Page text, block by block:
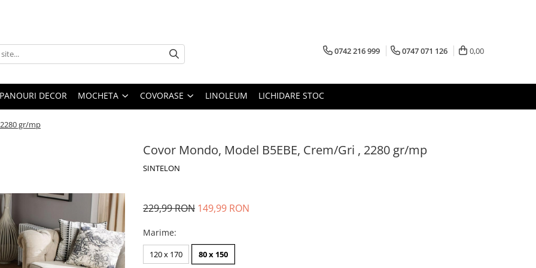
0742 216 999 0747 071 126 0,00
PANOURI DECOR MOCHETA COVORASE LINOLEUM LICHIDARE STOC
gr/mp
Covor Mondo, Model B5EBE, Crem/Gri , 2280 gr/mp
SINTELON
229,99 RON 149,99 RON
Marime:
120 x 170 80 x 150